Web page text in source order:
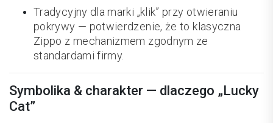
Tradycyjny dla marki „klik” przy otwieraniu
pokrywy — potwierdzenie, że to klasyczna
Zippo z mechanizmem zgodnym ze
standardami firmy.
Symbolika & charakter — dlaczego „Lucky
Cat”